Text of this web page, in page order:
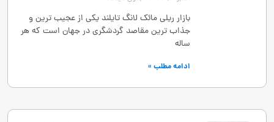
بازار ریلی مائک لانگ تایلند یکی از عجیب ‌ترین و
جذاب ‌ترین مقاصد گردشگری در جهان است که هر
ساله
ادامه مطلب »